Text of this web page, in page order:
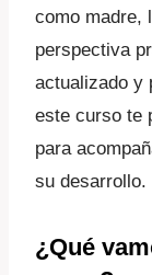
como madre,
perspectiva
actualizado y
este curso te
para
su desarrollo.
¿Qué